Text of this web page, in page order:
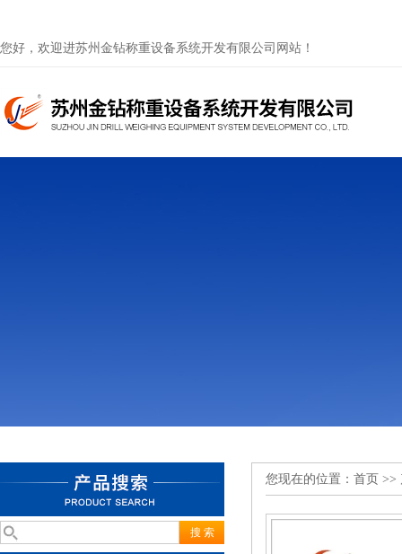
您好，欢迎进苏州金钻称重设备系统开发有限公司网站！
您现在的位置： 首页 >>